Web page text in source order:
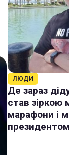
ЛЮДИ
Де зараз
став зіркою
марафони і
президентом